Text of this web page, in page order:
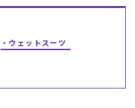
ウェットスーツ